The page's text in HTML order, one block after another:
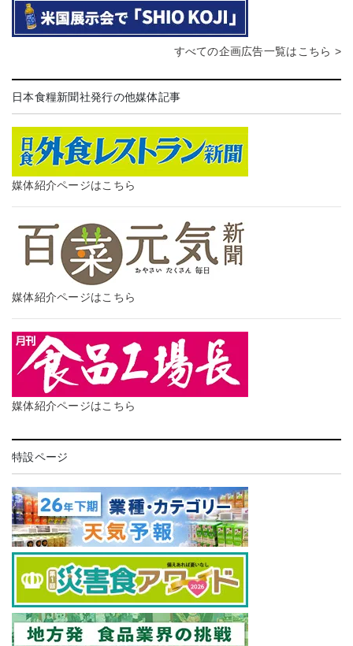
すべての企画広告一覧はこちら >
日本食糧新聞社発行の他媒体記事
媒体紹介ページはこちら
媒体紹介ページはこちら
媒体紹介ページはこちら
特設ページ